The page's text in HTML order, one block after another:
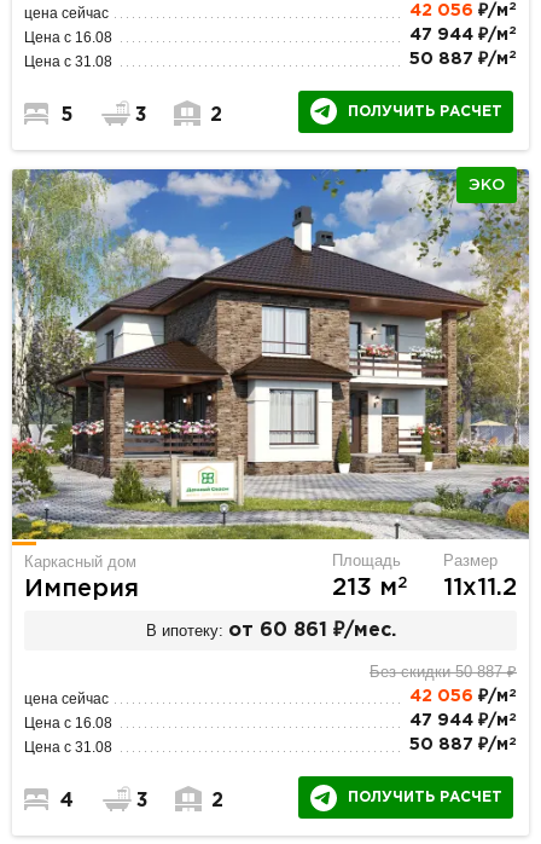
цена сейчас 42 056 ₽/м 2
Цена с 16.08 47 944 ₽/м 2
Цена с 31.08 50 887 ₽/м 2
5 3 2 ПОЛУЧИТЬ РАСЧЕТ
ЭКО
Каркасный дом
Империя
Площадь
213 м2
Размер
11х11.2
В ипотеку: от 60 861 ₽/мес.
Без скидки 50 887 ₽
цена сейчас 42 056 ₽/м 2
Цена с 16.08 47 944 ₽/м 2
Цена с 31.08 50 887 ₽/м 2
4 3 2 ПОЛУЧИТЬ РАСЧЕТ